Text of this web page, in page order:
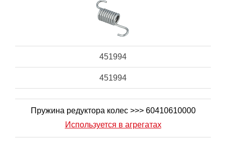
451994
451994
Пружина редуктора колес >>> 60410610000
Используется в агрегатах